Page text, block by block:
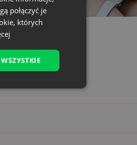
połączyć je
których